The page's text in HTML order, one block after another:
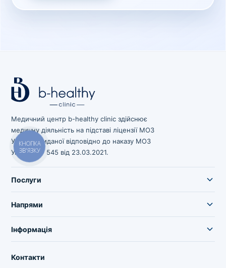
Медичний центр b-healthy clinic здійснює
медичну діяльність на підставі ліцензії МОЗ
України, виданої відповідно до наказу МОЗ
України № 545 від 23.03.2021.
Послуги
Напрями
Інформація
Контакти
КНОПКА
ЗВ'ЯЗКУ